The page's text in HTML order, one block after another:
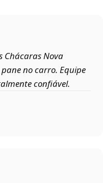
Chácaras Nova
pane no carro. Equipe
confiável.